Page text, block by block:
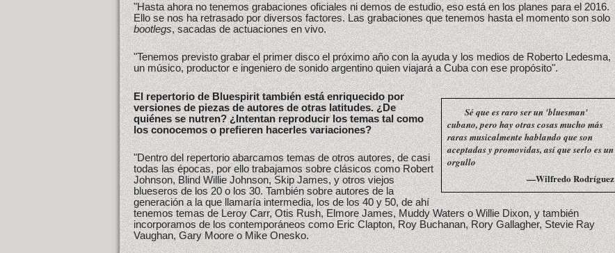
"Hasta ahora no tenemos grabaciones oficiales ni demos de estudio, eso está en los planes para el 2016.
Ello se nos ha retrasado por diversos factores. Las grabaciones que tenemos hasta el momento son solo
bootlegs, sacadas de actuaciones en vivo.
"Tenemos previsto grabar el primer disco el próximo año con la ayuda y los medios de Roberto Ledesma,
un músico, productor e ingeniero de sonido argentino quien viajará a Cuba con ese propósito".
Sé que es raro ser un 'bluesman'
cubano, pero hay otras cosas mucho más
raras musicalmente hablando que son
aceptadas y promovidas, así que serlo es un
orgullo
—Wilfredo Rodríguez
El repertorio de Bluespirit también está enriquecido por
versiones de piezas de autores de otras latitudes. ¿De
quiénes se nutren? ¿Intentan reproducir los temas tal como
los conocemos o prefieren hacerles variaciones?
"Dentro del repertorio abarcamos temas de otros autores, de casi
todas las épocas, por ello trabajamos sobre clásicos como Robert
Johnson, Blind Willie Johnson, Skip James, y otros viejos
blueseros de los 20 o los 30. También sobre autores de la
generación a la que llamaría intermedia, los de los 40 y 50, de ahí
tenemos temas de Leroy Carr, Otis Rush, Elmore James, Muddy Waters o Willie Dixon, y también
incorporamos de los contemporáneos como Eric Clapton, Roy Buchanan, Rory Gallagher, Stevie Ray
Vaughan, Gary Moore o Mike Onesko.